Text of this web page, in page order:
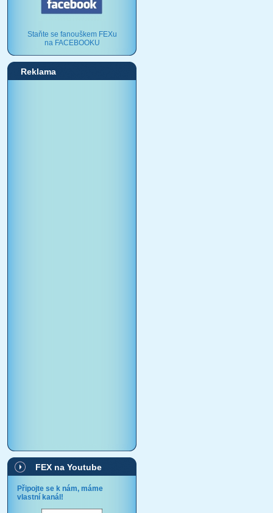
Staňte se fanouškem FEXu
na FACEBOOKU
Reklama
FEX na Youtube
Připojte se k nám, máme
vlastní kanál!